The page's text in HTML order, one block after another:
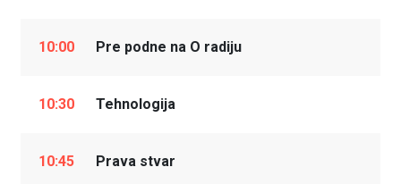
10:00 Pre podne na O radiju
10:30 Tehnologija
10:45 Prava stvar